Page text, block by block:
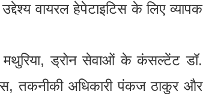
वायरल हेपेटाइटिस के लिए व्यापक
मथुरिया, ड्रोन सेवाओं के कंसल्टेंट डॉ.
तकनीकी अधिकारी पंकज ठाकुर और